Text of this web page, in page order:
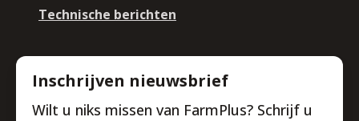
Technische berichten
Inschrijven nieuwsbrief
Wilt u niks missen van FarmPlus? Schrijf u